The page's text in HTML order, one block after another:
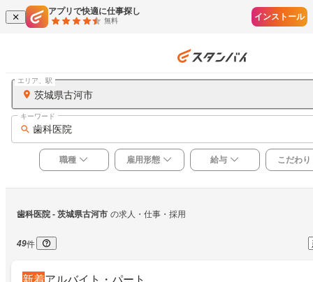
アプリで快適に仕事探し
無料 インストール
茨城県古河市
エリア、駅
歯科医院
キーワード
職種 雇用形態 給与 こだわり
歯科医院 - 茨城県古河市 の求人・仕事・採用
49件
新着アルバイト・パート